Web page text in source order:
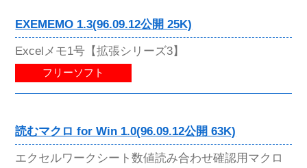
EXEMEMO 1.3(96.09.12公開 25K)
Excelメモ1号【拡張シリーズ3】
フリーソフト
読むマクロ for Win 1.0(96.09.12公開 63K)
エクセルワークシート数値読み合わせ確認用マクロ